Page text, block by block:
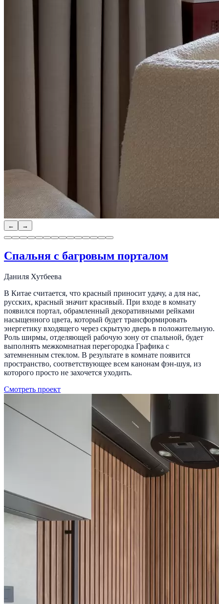
← →
Спальня с багровым порталом
Даниля Хутбеева
В Китае считается, что красный приносит удачу, а для нас,
русских, красный значит красивый. При входе в комнату
появился портал, обрамленный декоративными рейками
насыщенного цвета, который будет трансформировать
энергетику входящего через скрытую дверь в положительную.
Роль ширмы, отделяющей рабочую зону от спальной, будет
выполнять межкомнатная перегородка Графика с
затемненным стеклом. В результате в комнате появится
пространство, соответствующее всем канонам фэн-шуя, из
которого просто не захочется уходить.
Смотреть проект